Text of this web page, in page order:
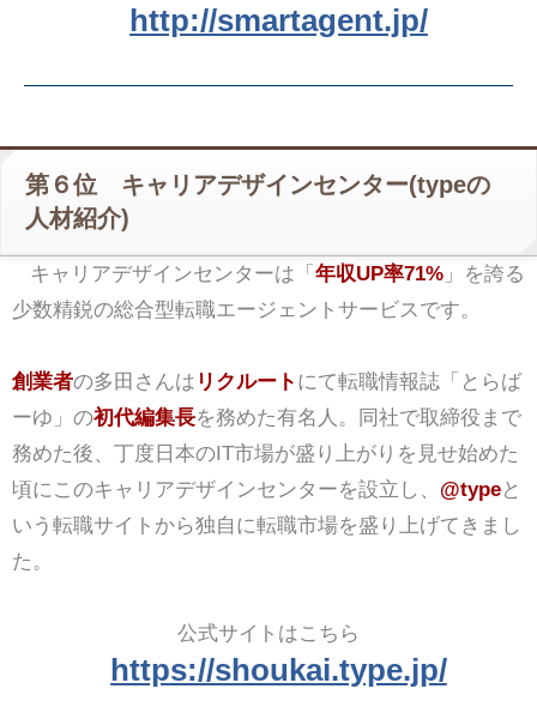
http://smartagent.jp/
第６位 キャリアデザインセンター(typeの
人材紹介)
キャリアデザインセンターは「 年収UP率71%」を誇る
少数精鋭の総合型転職エージェントサービスです。
創業者の多田さんは リクルート にて転職情報誌「とらば
ーゆ」の初代編集長を務めた有名人。同社で取締役まで
務めた後、丁度日本のIT市場が盛り上がりを見せ始めた
頃にこのキャリアデザインセンターを設立し、 @typeと
いう転職サイトから独自に転職市場を盛り上げてきまし
た。
公式サイトはこちら
https://shoukai.type.jp/